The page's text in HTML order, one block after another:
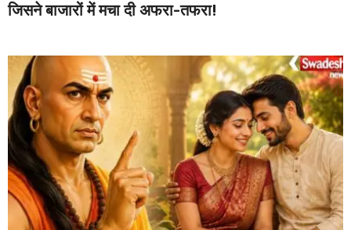
जिसने बाजारों में मचा दी अफरा-तफरा!